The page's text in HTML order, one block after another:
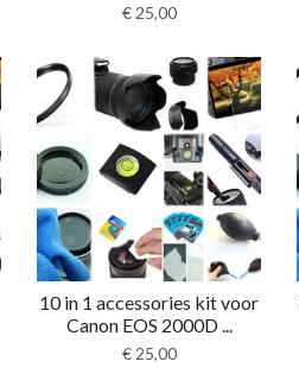
€25,00
10 in 1 accessories kit voor
Canon EOS 2000D ...
€25,00